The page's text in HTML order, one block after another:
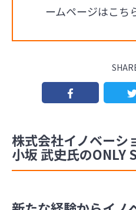
ームページはこち
株式会社イノベー
小坂 武史氏のONLY